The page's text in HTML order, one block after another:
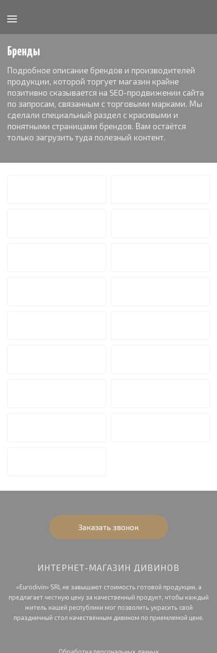
Бренды
Подробное описание брендов и производителей
продукции, которой торгует магазин крайне
позитивно сказывается на SEO-продвижении сайта
по запросам, связанным с торговыми марками. Мы
сделали специальный раздел с красивыми и
понятными страницами брендов. Вам остаётся
только загрузить туда полезный контент.
Заказать звонок
ИНТЕРНЕТ-МАГАЗИН ДИВИНОВ
«Eurodivin» SRL не завышают стоимость готовой продукции, а
предлагает честную цену за качественный продукт, чтобы каждый
житель нашей республики мог позволить украсить свой
праздничный стол качественным дивином по приемлемой цене.